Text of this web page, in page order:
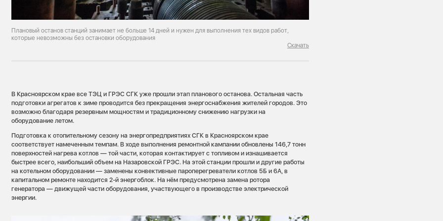
Плановый останов станций занимает не больше 14 дней и нужен для выполнения тех видов работ,
которые невозможны без остановки оборудования
Скачать
В Красноярском крае все ТЭЦ и ГРЭС СГК уже прошли этап планового останова. Остальная часть
подготовки агрегатов к зиме проводится без прекращения энергоснабжения жителей городов. Это
возможно благодаря резервным мощностям и традиционному снижению нагрузки на
оборудование летом.
Подготовка к отопительному сезону на энергопредприятиях СГК в Красноярском крае
соответствует намеченным темпам. В ходе выполнения ремонтной кампании обновлены 146,7 тонн
поверхностей нагрева котлов — той части, которая контактирует с топливом и изнашивается
быстрее всего, наибольший объем на Назаровской ГРЭС. На этой станции прошли и другие работы
на котельном оборудовании — заменены конвективные пароперегреватели котлов 5Б и 6А, в
капитальном ремонте находится 2-й энергоблок. На нём предусмотрена замена ротора
генератора — движущей части оборудования, участвующего в производстве электрической
энергии.